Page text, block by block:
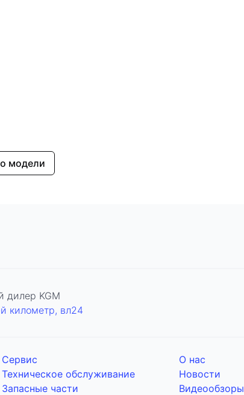
модели
дилер KGM
километр, вл24
Сервис
Техническое обслуживание
Запасные части
О нас
Новости
Видеообзоры